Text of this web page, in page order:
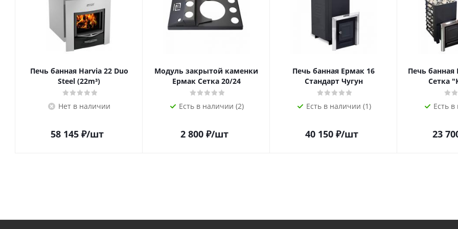
Печь банная Harvia 22 Duo
Steel (22m³)
Нет в наличии
58 145 ₽/шт
Модуль закрытой каменки
Ермак Сетка 20/24
Есть в наличии (2)
2 800 ₽/шт
Печь банная Ермак 16
Стандарт Чугун
Есть в наличии (1)
40 150 ₽/шт
Печь банная
Сетка
Есть
23